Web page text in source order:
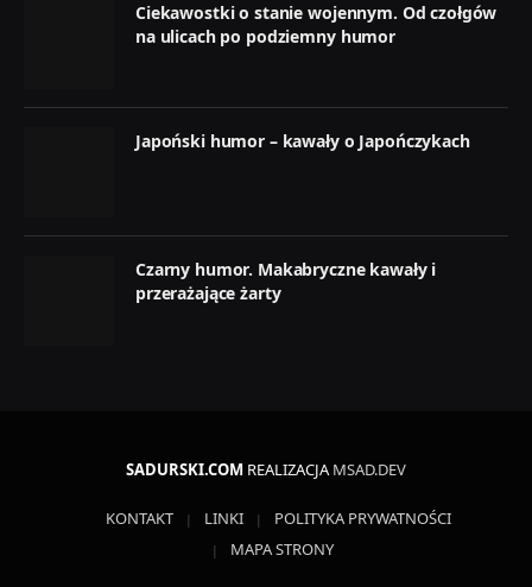
Ciekawostki o stanie wojennym. Od czołgów
na ulicach po podziemny humor
Japoński humor – kawały o Japończykach
Czarny humor. Makabryczne kawały i
przerażające żarty
SADURSKI.COM REALIZACJAMSAD.DEV
KONTAKT LINKI
POLITYKA PRYWATNOŚCI
MAPA STRONY